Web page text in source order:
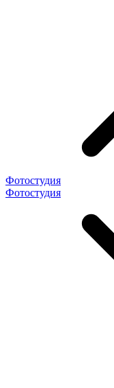
Фотостудия
Фотостудия